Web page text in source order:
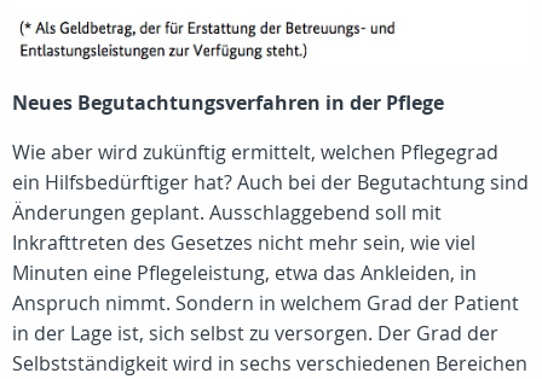
Neues Begutachtungsverfahren in der Pflege
Wie aber wird zukünftig ermittelt, welchen Pflegegrad
ein Hilfsbedürftiger hat? Auch bei der Begutachtung sind
Änderungen geplant. Ausschlaggebend soll mit
Inkrafttreten des Gesetzes nicht mehr sein, wie viel
Minuten eine Pflegeleistung, etwa das Ankleiden, in
Anspruch nimmt. Sondern in welchem Grad der Patient
in der Lage ist, sich selbst zu versorgen. Der Grad der
Selbstständigkeit wird in sechs verschiedenen Bereichen